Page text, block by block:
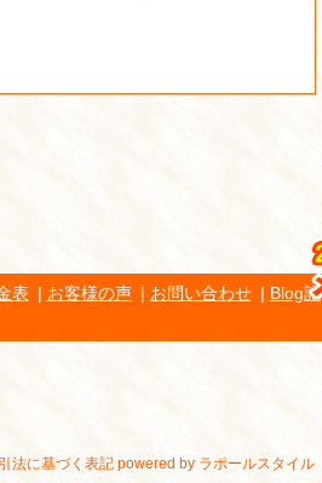
表 お客様の声 お問い合わせ Blog記
法に基づく表記 powered by ラポールスタイル